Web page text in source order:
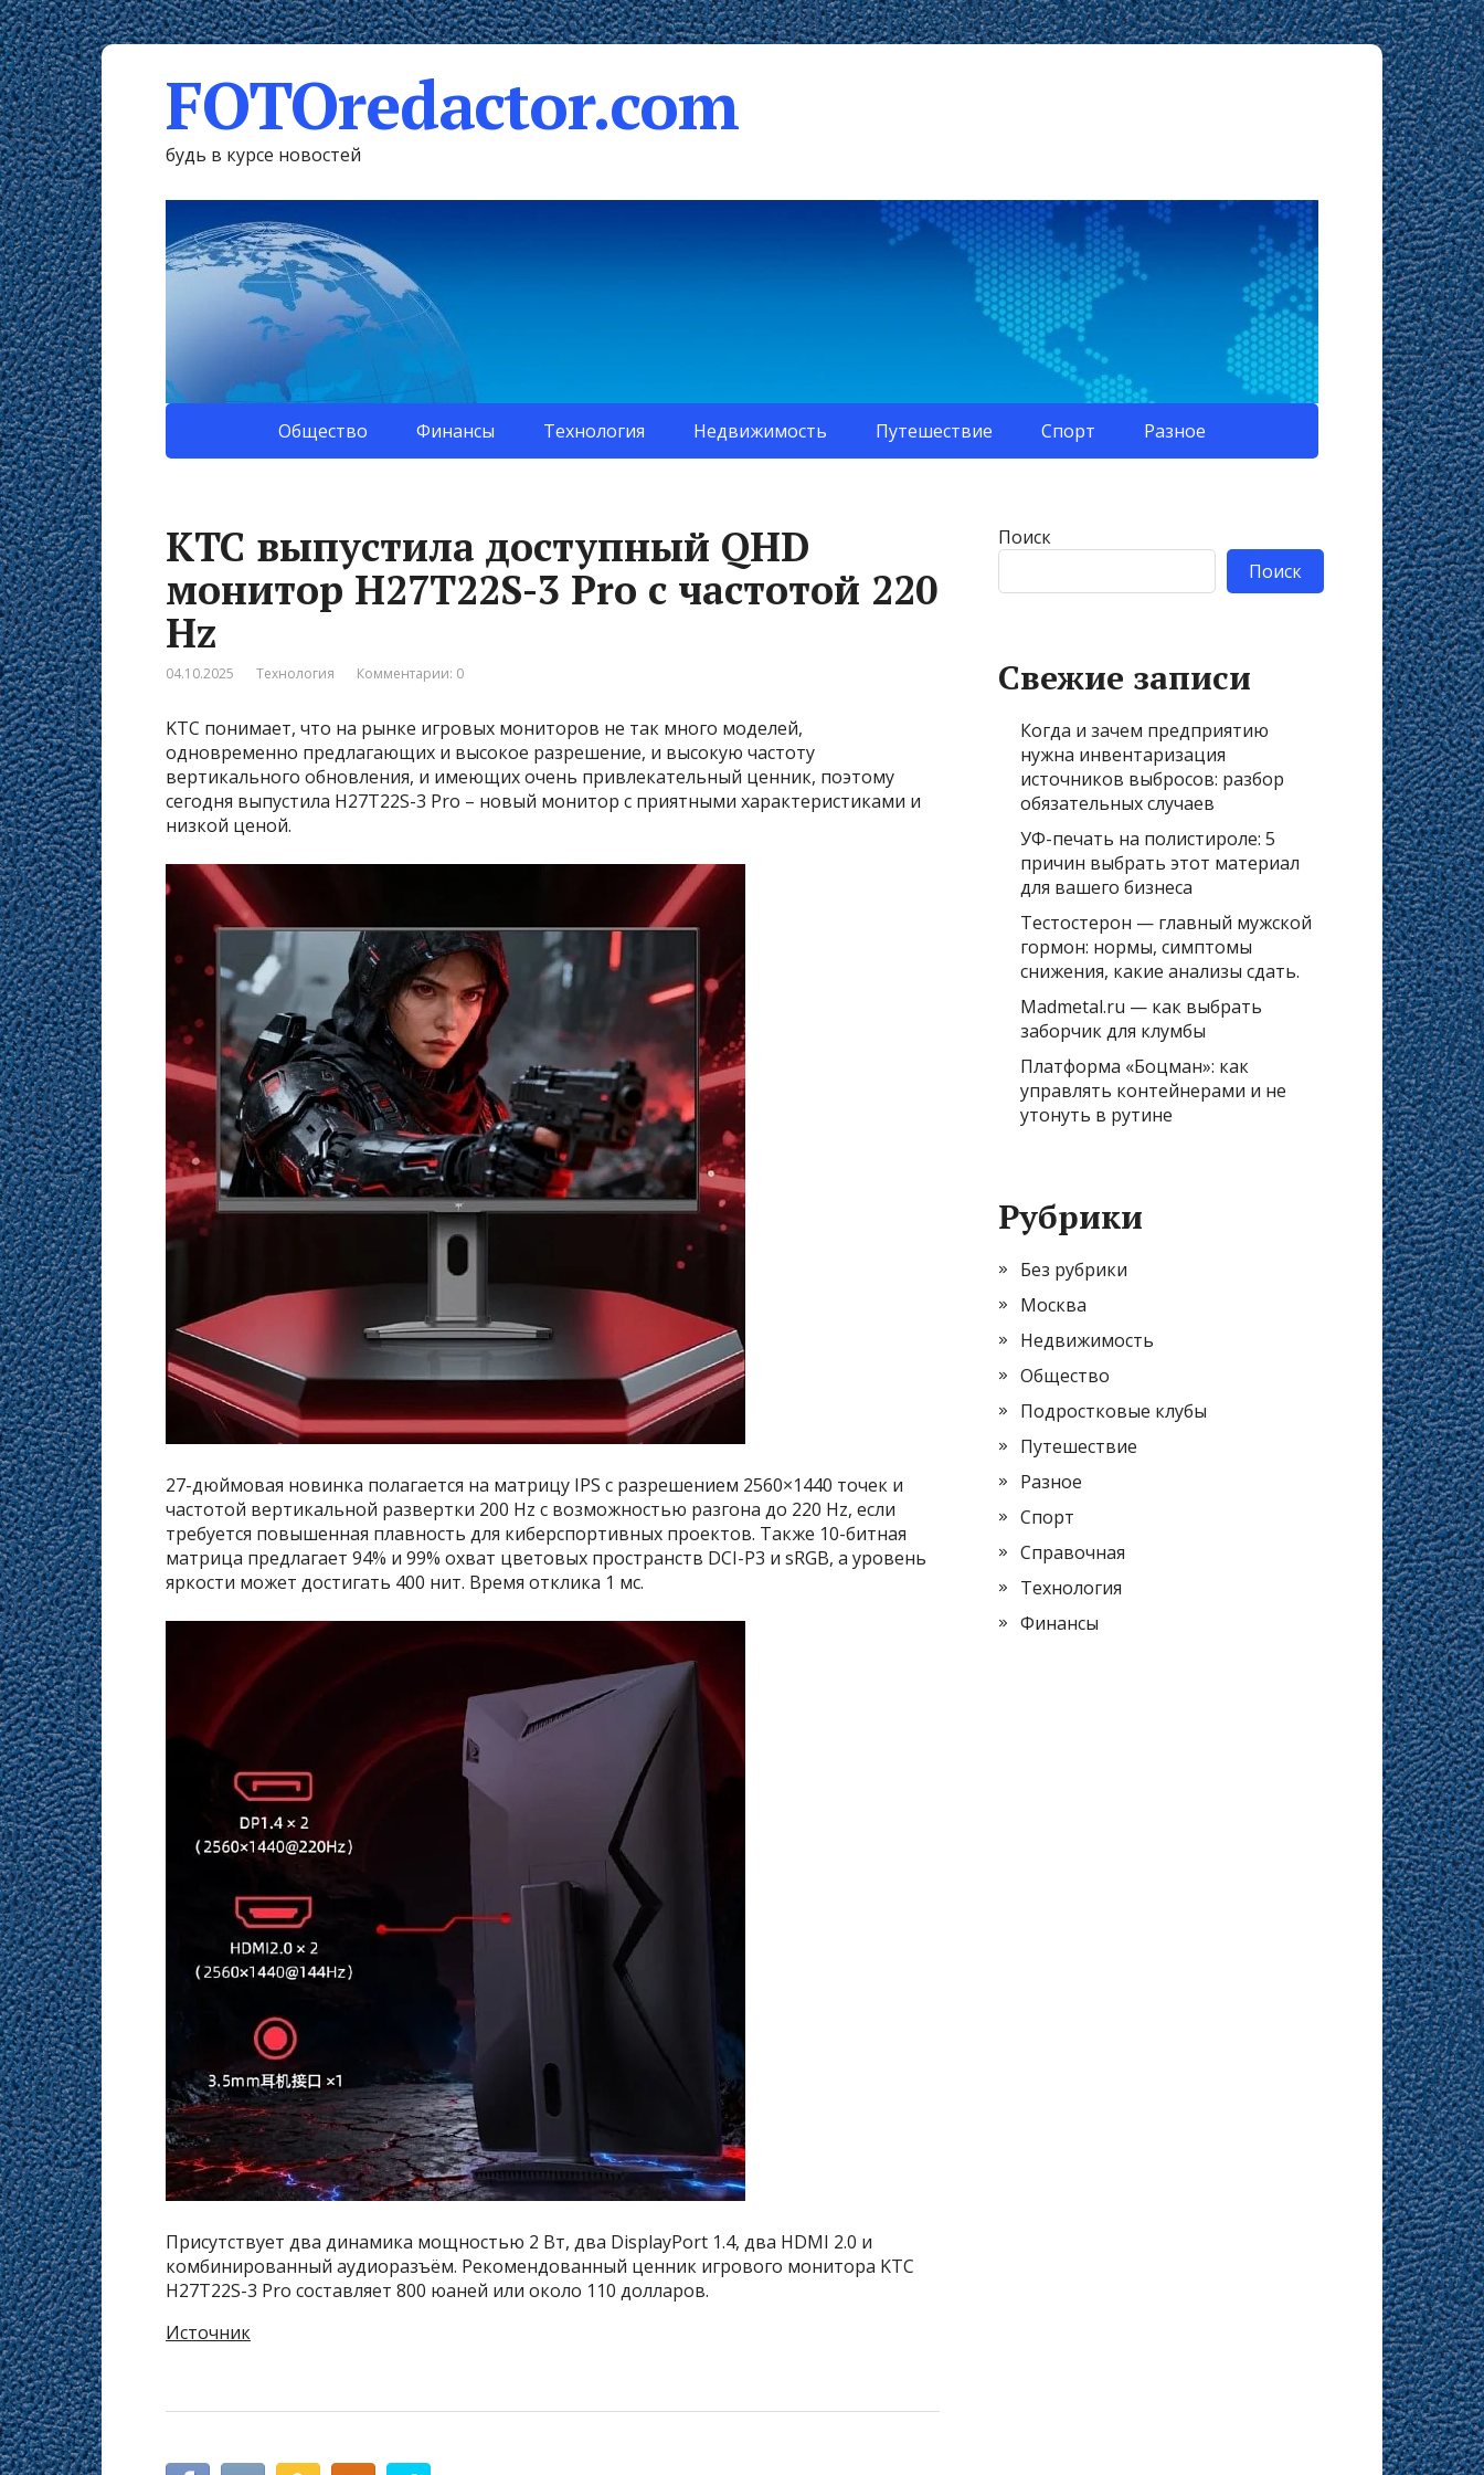
FOTOredactor.com
будь в курсе новостей
Общество Финансы Технология Недвижимость Путешествие Спорт Разное
KTC выпустила доступный QHD
монитор H27T22S-3 Pro с частотой 220
Hz
04.10.2025 Технология Комментарии: 0
KTC понимает, что на рынке игровых мониторов не так много моделей,
одновременно предлагающих и высокое разрешение, и высокую частоту
вертикального обновления, и имеющих очень привлекательный ценник, поэтому
сегодня выпустила H27T22S-3 Pro – новый монитор с приятными характеристиками и
низкой ценой.
27-дюймовая новинка полагается на матрицу IPS с разрешением 2560×1440 точек и
частотой вертикальной развертки 200 Hz с возможностью разгона до 220 Hz, если
требуется повышенная плавность для киберспортивных проектов. Также 10-битная
матрица предлагает 94% и 99% охват цветовых пространств DCI-P3 и sRGB, а уровень
яркости может достигать 400 нит. Время отклика 1 мс.
Присутствует два динамика мощностью 2 Вт, два DisplayPort 1.4, два HDMI 2.0 и
комбинированный аудиоразъём. Рекомендованный ценник игрового монитора KTC
H27T22S-3 Pro составляет 800 юаней или около 110 долларов.
Источник
Поиск
Поиск
Свежие записи
Когда и зачем предприятию
нужна инвентаризация
источников выбросов: разбор
обязательных случаев
УФ-печать на полистироле: 5
причин выбрать этот материал
для вашего бизнеса
Тестостерон — главный мужской
гормон: нормы, симптомы
снижения, какие анализы сдать.
Madmetal.ru — как выбрать
заборчик для клумбы
Платформа «Боцман»: как
управлять контейнерами и не
утонуть в рутине
Рубрики
Без рубрики
Москва
Недвижимость
Общество
Подростковые клубы
Путешествие
Разное
Спорт
Справочная
Технология
Финансы